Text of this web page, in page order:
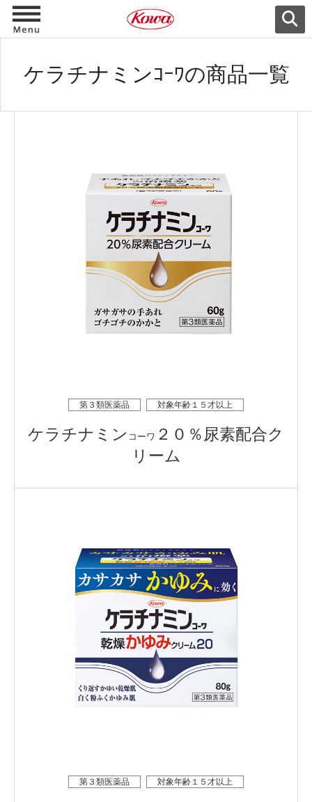
ケラチナミンｺｰﾜの商品一覧
第３類医薬品 対象年齢１５才以上
ケラチナミン コーワ ２０％尿素配合ク
リーム
第３類医薬品 対象年齢１５才以上